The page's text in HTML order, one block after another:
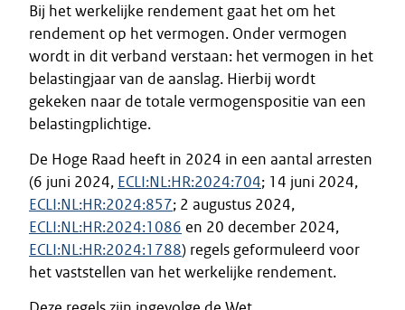
Bij het werkelijke rendement gaat het om het
rendement op het vermogen. Onder vermogen
wordt in dit verband verstaan: het vermogen in het
belastingjaar van de aanslag. Hierbij wordt
gekeken naar de totale vermogenspositie van een
belastingplichtige.
De Hoge Raad heeft in 2024 in een aantal arresten
(6 juni 2024, ECLI:NL:HR:2024:704; 14 juni 2024,
ECLI:NL:HR:2024:857; 2 augustus 2024,
ECLI:NL:HR:2024:1086 en 20 december 2024,
ECLI:NL:HR:2024:1788) regels geformuleerd voor
het vaststellen van het werkelijke rendement.